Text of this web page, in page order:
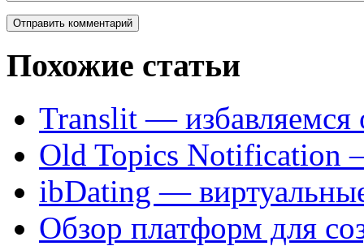
Похожие статьи
Translit — избавляемся
Old Topics Notification
ibDating —
Обзор платформ для